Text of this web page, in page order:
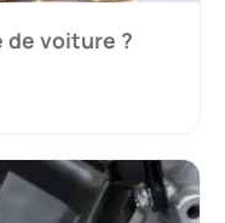
de voiture ?